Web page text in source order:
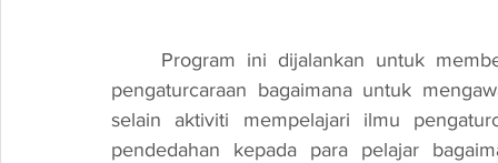
Program ini dijalankan untuk
pengaturcaraan bagaimana untuk
selain aktiviti mempelajari ilmu
pendedahan kepada para pelajar